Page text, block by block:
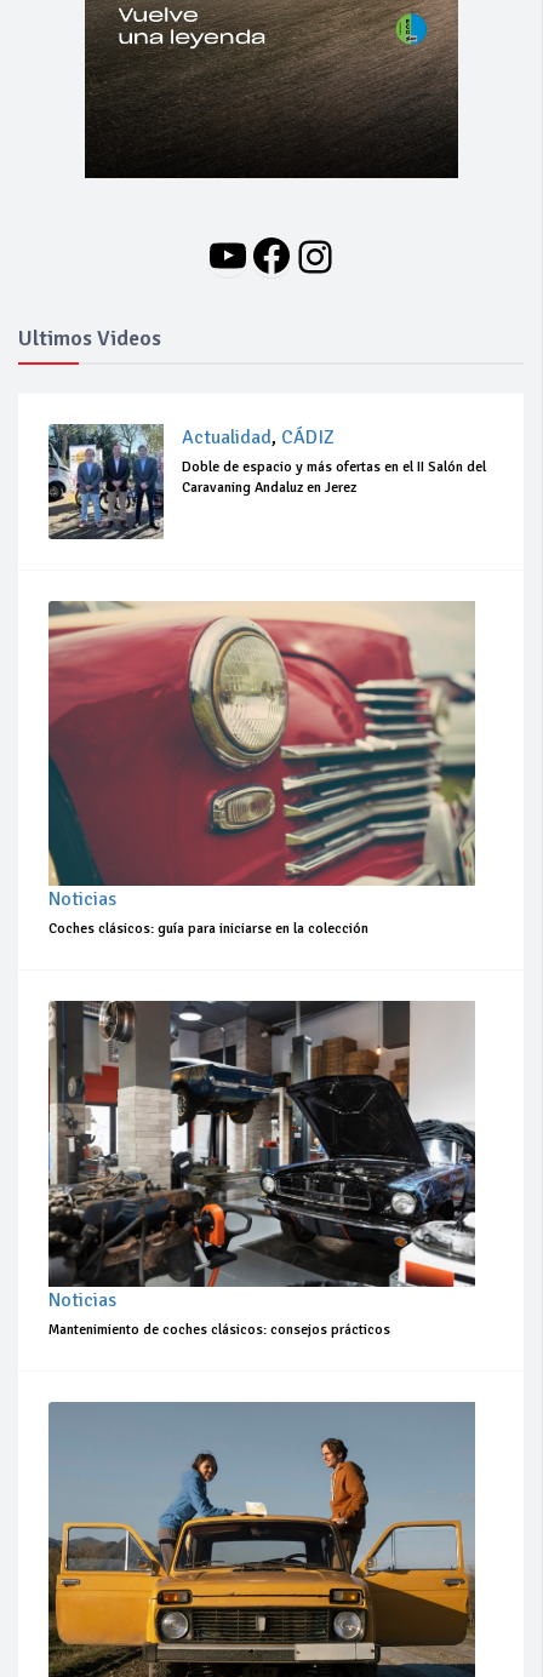
YouTube
Facebook
Instagram
Ultimos Videos
Actualidad, CÁDIZ
Doble de espacio y más ofertas en el II Salón del
Caravaning Andaluz en Jerez
Noticias
Coches clásicos: guía para iniciarse en la colección
Noticias
Mantenimiento de coches clásicos: consejos prácticos